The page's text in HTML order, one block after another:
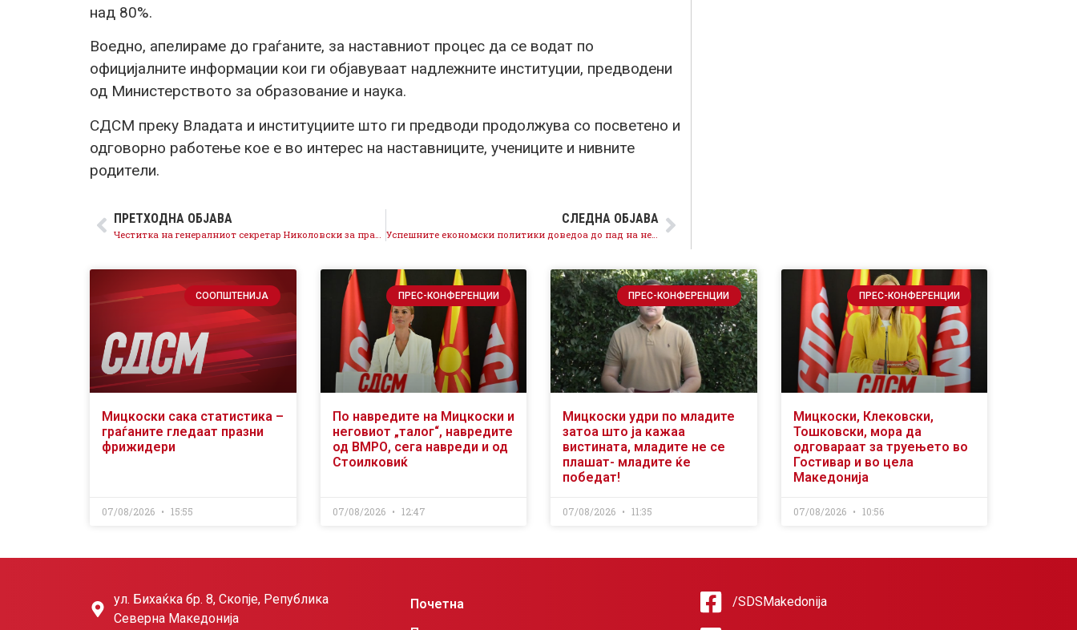
над 80%.
Воедно, апелираме до граѓаните, за наставниот процес да се водат по
официјалните информации кои ги објавуваат надлежните институции, предводени
од Министерството за образование и наука.
СДСМ преку Владата и институциите што ги предводи продолжува со посветено и
одговорно работење кое е во интерес на наставниците, учениците и нивните
родители.
ПРЕТХОДНА ОБЈАВА СЛЕДНА ОБЈАВА
СООПШТЕНИЈА
Мицкоски сака статистика –
граѓаните гледаат празни
фрижидери
07/08/2026 15:55
ПРЕС-КОНФЕРЕНЦИИ
По навредите на Мицкоски и
неговиот „талог“, навредите
од ВМРО, сега навреди и од
Стоилковиќ
07/08/2026 12:47
ПРЕС-КОНФЕРЕНЦИИ
Мицкоски удри по младите
затоа што ја кажаа
вистината, младите не се
плашат- младите ќе
победат!
07/08/2026 11:35
ПРЕС-КОНФЕРЕНЦИИ
Мицкоски, Клековски,
Тошковски, мора да
одговараат за труењето во
Гостивар и во цела
Македонија
07/08/2026 10:56
ул. Бихаќка бр. 8, Скопје, Република
Северна Македонија
Почетна
/SDSMakedonija